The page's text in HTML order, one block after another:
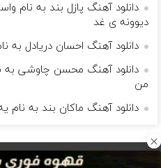
دانلود آهنگ پازل بند به نام
دیوونه ی غد
دانلود آهنگ احسان دریادل به
دانلود آهنگ محسن چاوشی به
من
دانلود آهنگ ماکان بند به نام
بگذار زندگی مانند موسیقی باشد و مرگ